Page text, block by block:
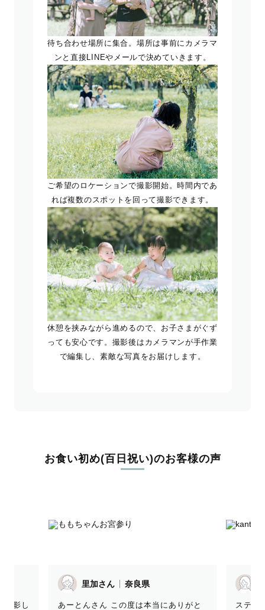
待ち合わせ場所に集合。場所は事前にカメラマ
ンと直接LINEやメールで決めていきます。
ご希望のロケーションで撮影開始。時間内であ
れば複数のスポットを回って撮影できます。
休憩を挟みながら進めるので、お子さまがぐず
っても安心です。撮影後はカメラマンが手作業
で編集し、素敵な写真をお届けします。
お食い初め(百日祝い)のお客様の声
撮影し
里加さん 奈良県
あーとんさん この度は本当にありがと
ステキ